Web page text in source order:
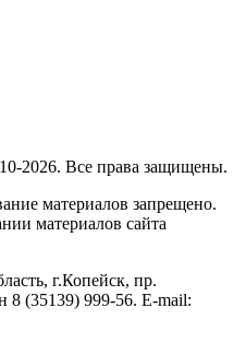
2026. Все права защищены.
материалов запрещено.
материалов сайта
г.Копейск, пр.
8 (35139) 999-56. E-mail: